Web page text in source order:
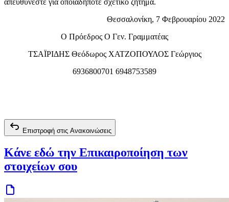
Θεσσαλονίκη, 7 Φεβρουαρίου 2022
Ο Πρόεδρος Ο Γεν. Γραμματέας
ΤΣΑΪΡΙΔΗΣ Θεόδωρος ΧΑΤΖΟΠΟΥΛΟΣ Γεώργιος
6936800701 6948753589
Επιστροφή στις Ανακοινώσεις
Κάνε εδώ την Επικαιροποίηση των
στοιχείων σου